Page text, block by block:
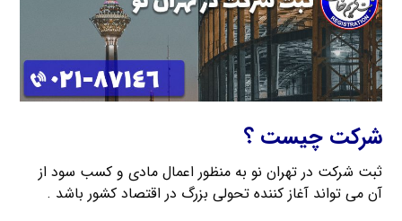
شرکت چیست ؟
ثبت شرکت در تهران نو به منظور اعمال مادی و کسب سود از
آن می تواند آغاز کننده تحولی بزرگ در اقتصاد کشور باشد .